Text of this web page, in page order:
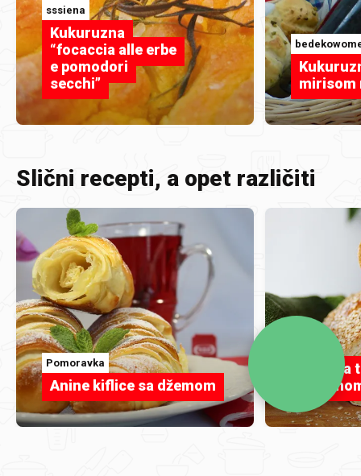
sssiena
Kukuruzna
“focaccia alle erbe
e pomodori
secchi”
mirisom
Slični recepti, a opet različiti
Pomoravka
Anine kiflice sa džemom
Kruh sa